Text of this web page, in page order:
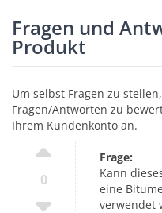
Fragen und
Produkt
Um selbst Fragen zu
Fragen/Antworten zu
Ihrem Kundenkonto an.
0
Frage:
Kann
eine
verwendet